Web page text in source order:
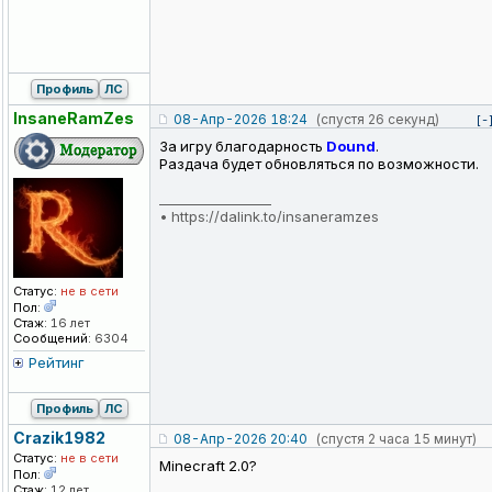
Профиль ЛС
InsaneRamZes
Статус: не в сети
Пол:
Стаж: 16 лет
Сообщений: 6304
Рейтинг
08-Апр-2026 18:24 (спустя 26 секунд) [-]
За игру благодарность Dound.
Раздача будет обновляться по возможности.
• https://dalink.to/insaneramzes
Профиль ЛС
Crazik1982
Статус: не в сети
Пол:
08-Апр-2026 20:40 (спустя 2 часа 15 минут)
Minecraft 2.0?